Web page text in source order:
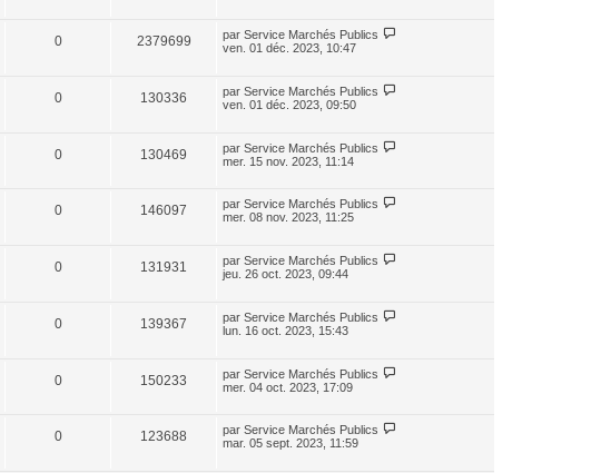
0 2379699 par Service Marchés Publics
ven. 01 déc. 2023, 10:47
0 130336 par Service Marchés Publics
ven. 01 déc. 2023, 09:50
0 130469 par Service Marchés Publics
mer. 15 nov. 2023, 11:14
0 146097 par Service Marchés Publics
mer. 08 nov. 2023, 11:25
0 131931 par Service Marchés Publics
jeu. 26 oct. 2023, 09:44
0 139367 par Service Marchés Publics
lun. 16 oct. 2023, 15:43
0 150233 par Service Marchés Publics
mer. 04 oct. 2023, 17:09
0 123688 par Service Marchés Publics
mar. 05 sept. 2023, 11:59